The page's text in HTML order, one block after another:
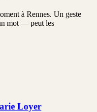
à Rennes. Un geste
mot — peut les
Loyer